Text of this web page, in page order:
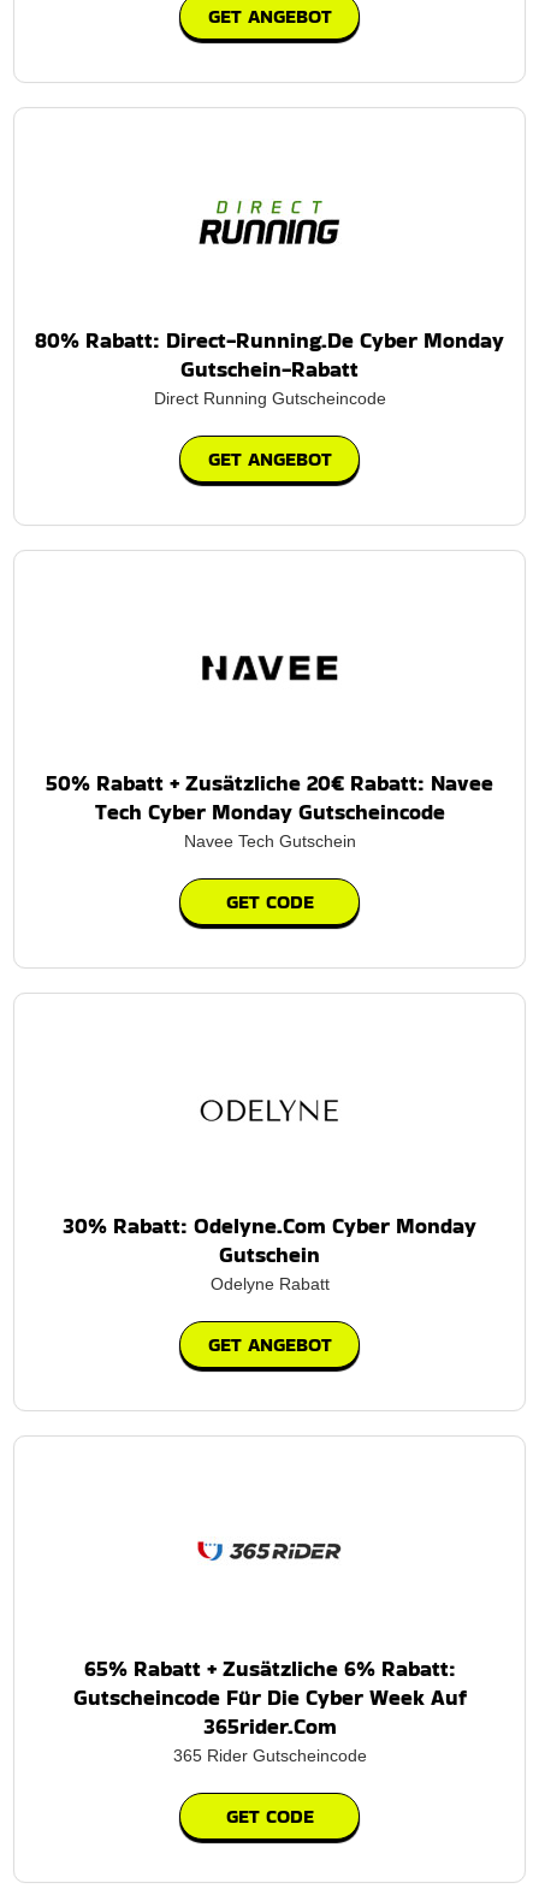
GET ANGEBOT
80% Rabatt: Direct-Running.De Cyber Monday
Gutschein-Rabatt
Direct Running Gutscheincode
GET ANGEBOT
50% Rabatt + Zusätzliche 20€ Rabatt: Navee
Tech Cyber Monday Gutscheincode
Navee Tech Gutschein
GET CODE
30% Rabatt: Odelyne.Com Cyber Monday
Gutschein
Odelyne Rabatt
GET ANGEBOT
65% Rabatt + Zusätzliche 6% Rabatt:
Gutscheincode Für Die Cyber Week Auf
365rider.Com
365 Rider Gutscheincode
GET CODE